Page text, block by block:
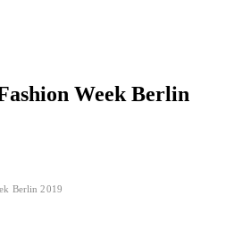
Week Berlin
Berlin 2019